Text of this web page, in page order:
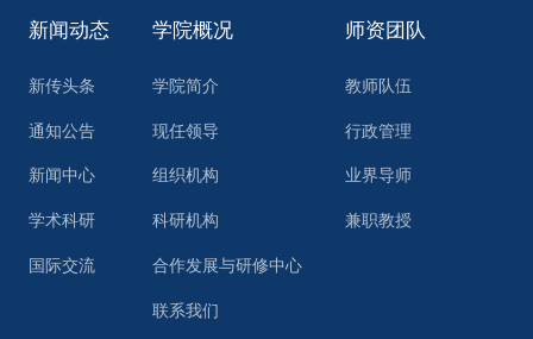
新闻动态
新传头条
通知公告
新闻中心
学术科研
国际交流
学院概况
学院简介
现任领导
组织机构
科研机构
合作发展与研修中心
联系我们
师资团队
教师队伍
行政管理
业界导师
兼职教授